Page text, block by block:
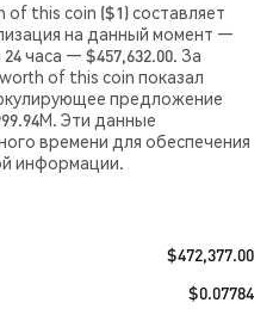
this coin ($1) составляет
на данный момент —
часа — $457,632.00. За
of this coin показал
предложение
Эти данные
времени для обеспечения
информации.
$472,377.00
$0.07784